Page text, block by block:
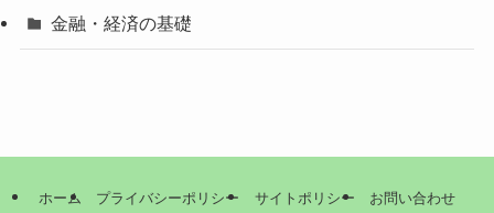
金融・経済の基礎
ホーム プライバシーポリシー サイトポリシー お問い合わせ